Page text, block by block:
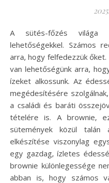
A sütés-főzés világa tele van izgalmakkal és
lehetőségekkel. Számos
arra, hogy felfedezzük
van lehetőségünk arra,
ízeket alkossunk. Az
megédesítésére
a családi és baráti
tételére is. A brownie,
sütemények közül talán
elkészítése viszonylag
egy gazdag, ízletes
brownie különlegessége
abban is, hogy számos